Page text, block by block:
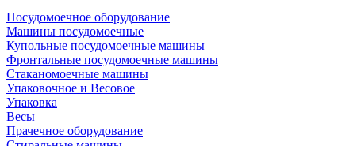
Посудомоечное оборудование
Машины посудомоечные
Купольные посудомоечные машины
Фронтальные посудомоечные машины
Стаканомоечные машины
Упаковочное и Весовое
Упаковка
Весы
Прачечное оборудование